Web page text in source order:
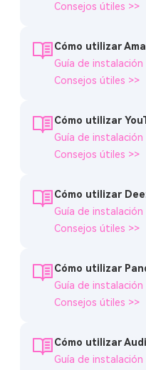
Consejos útiles >>
Cómo utilizar
Guía de instalación
Consejos útiles >>
Cómo utilizar
Guía de instalación
Consejos útiles >>
Cómo utilizar
Guía de instalación
Consejos útiles >>
Cómo utilizar
Guía de instalación
Consejos útiles >>
Cómo utilizar
Guía de instalación